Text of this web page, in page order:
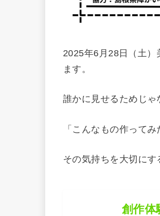
2025年6月28日（土）
ます。
誰かに見せるためじゃ
「こんなもの作って
その気持ちを大切にす
創作体